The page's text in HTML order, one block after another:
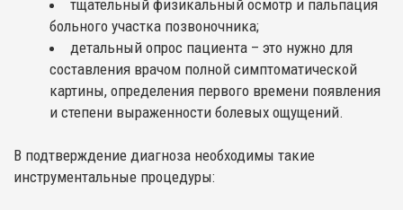
тщательный физикальный осмотр и пальпация
больного участка позвоночника;
детальный опрос пациента – это нужно для
составления врачом полной симптоматической
картины, определения первого времени появления
и степени выраженности болевых ощущений.
В подтверждение диагноза необходимы такие
инструментальные процедуры: